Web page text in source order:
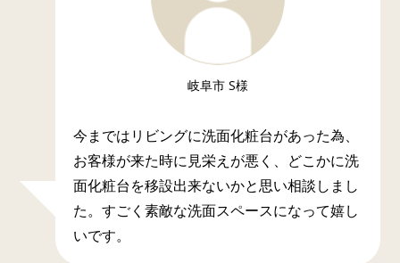
今まではリビングに洗面化粧台があった為、
お客様が来た時に見栄えが悪く、どこかに洗
面化粧台を移設出来ないかと思い相談しまし
た。すごく素敵な洗面スペースになって嬉し
いです。
岐阜市 S様